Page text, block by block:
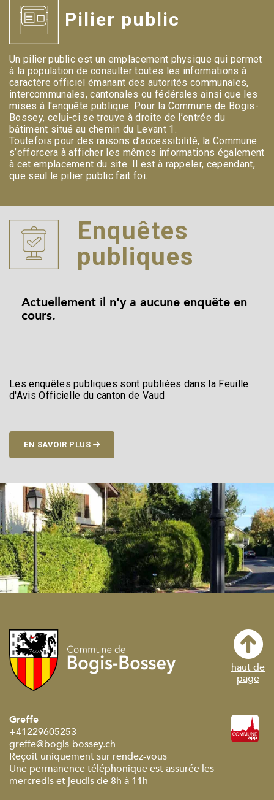
Pilier public
Un pilier public est un emplacement physique qui permet
à la population de consulter toutes les informations à
caractère officiel émanant des autorités communales,
intercommunales, cantonales ou fédérales ainsi que les
mises à l'enquête publique. Pour la Commune de Bogis-
Bossey, celui-ci se trouve à droite de l’entrée du
bâtiment situé au chemin du Levant 1.
Toutefois pour des raisons d’accessibilité, la Commune
s’efforcera à afficher les mêmes informations également
à cet emplacement du site. Il est à rappeler, cependant,
que seul le pilier public fait foi.
Enquêtes
publiques
Actuellement il n'y a aucune enquête en
cours.
Les enquêtes publiques sont publiées dans la Feuille
d'Avis Officielle du canton de Vaud
EN SAVOIR PLUS
Greffe
+41229605253
greffe@bogis-bossey.ch
Reçoit uniquement sur rendez-vous
Une permanence téléphonique est assurée les
mercredis et jeudis de 8h à 11h
haut de
page